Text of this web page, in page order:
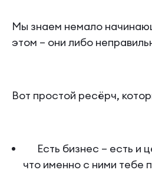
Мы знаем немало
этом – они либо
Вот простой ресёрч,
Есть бизнес – есть и
что именно с ними тебе